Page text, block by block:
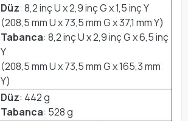
Düz: 8,2 inç U x 2,9 inç G x 1,5 inç Y
(208,5 mm U x 73,5 mm G x 37,1 mm Y)
Tabanca: 8,2 inç U x 2,9 inç G x 6,5 inç
Y
(208,5 mm U x 73,5 mm G x 165,3 mm
Y)
Düz: 442 g
Tabanca: 528 g